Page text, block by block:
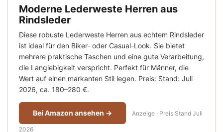
Moderne Lederweste Herren aus
Rindsleder
Diese robuste Lederweste Herren aus echtem Rindsleder
ist ideal für den Biker- oder Casual-Look. Sie bietet
mehrere praktische Taschen und eine gute Verarbeitung,
die Langlebigkeit verspricht. Perfekt für Männer, die
Wert auf einen markanten Stil legen. Preis: Stand: Juli
2026, ca. 180–280 €.
Bei Amazon ansehen → Anzeige · Preis Stand Juli
2026